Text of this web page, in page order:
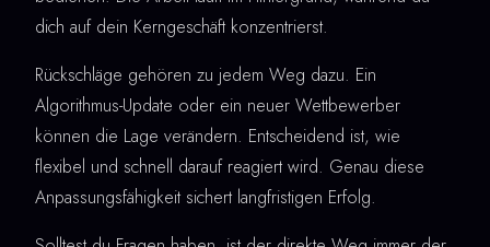
dich auf dein Kerngeschäft konzentrierst.
Rückschläge gehören zu jedem Weg dazu. Ein
Algorithmus-Update oder ein neuer Wettbewerber
können die Lage verändern. Entscheidend ist, wie
flexibel und schnell darauf reagiert wird. Genau diese
Anpassungsfähigkeit sichert langfristigen Erfolg.